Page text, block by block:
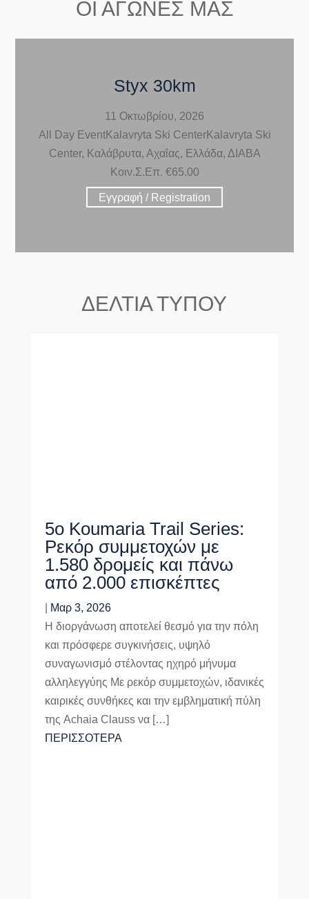
ΟΙ ΑΓΩΝΕΣ ΜΑΣ
Styx 30km
11 Οκτωβρίου, 2026
All Day EventKalavryta Ski CenterKalavryta Ski
Center, Καλάβρυτα, Αχαΐας, Ελλάδα, ΔΙΑΒΑ
Κοιν.Σ.Επ. €65.00
Εγγραφή / Registration
ΔΕΛΤΙΑ ΤΥΠΟΥ
5ο Koumaria Trail Series:
Ρεκόρ συμμετοχών με
1.580 δρομείς και πάνω
από 2.000 επισκέπτες
Μαρ 3, 2026
Η διοργάνωση αποτελεί θεσμό για την πόλη
και πρόσφερε συγκινήσεις, υψηλό
συναγωνισμό στέλοντας ηχηρό μήνυμα
αλληλεγγύης Με ρεκόρ συμμετοχών, ιδανικές
καιρικές συνθήκες και την εμβληματική πύλη
της Achaia Clauss να […]
ΠΕΡΙΣΣΟΤΕΡΑ